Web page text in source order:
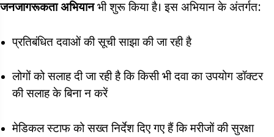
जनजागरूकता अभियानभी शुरू किया है। इस अभियान के अंतर्गत:
प्रतिबंधित दवाओं की सूची साझा की जा रही है
लोगों को सलाह दी जा रही है कि किसी भी दवा का उपयोग डॉक्टर
की सलाह के बिना न करें
मेडिकल स्टाफ को सख्त निर्देश दिए गए हैं कि मरीजों की सुरक्षा